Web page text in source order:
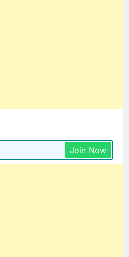
Join Now